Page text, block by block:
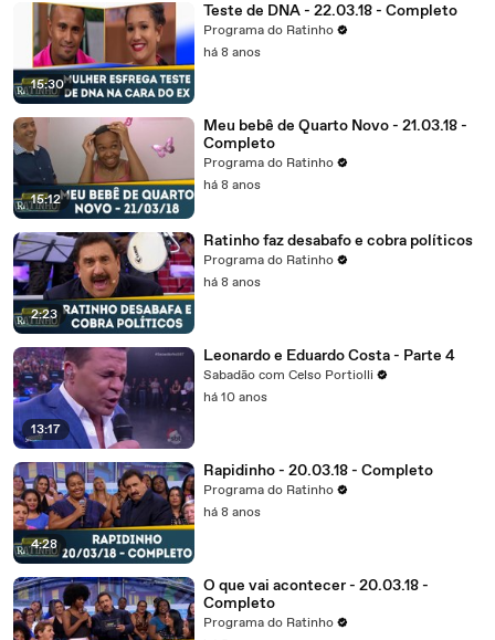
15:30
Teste de DNA - 22.03.18 - Completo
Programa do Ratinho
há 8 anos
15:12
Meu bebê de Quarto Novo - 21.03.18 -
Completo
Programa do Ratinho
há 8 anos
2:23
Ratinho faz desabafo e cobra políticos
Programa do Ratinho
há 8 anos
13:17
Leonardo e Eduardo Costa - Parte 4
Sabadão com Celso Portiolli
há 10 anos
4:28
Rapidinho - 20.03.18 - Completo
Programa do Ratinho
há 8 anos
O que vai acontecer - 20.03.18 -
Completo
Programa do Ratinho